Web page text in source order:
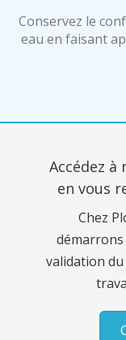
Conservez le
eau en faisant
Accédez
en vous
Chez
validation